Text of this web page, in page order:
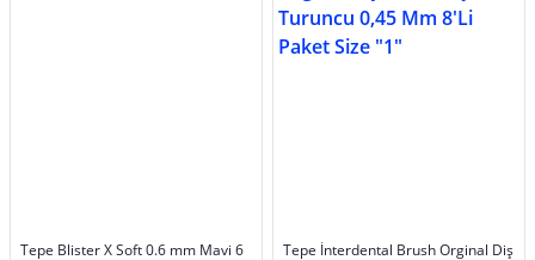
Tepe Blister X Soft 0.6 mm Mavi 6 Tepe İnterdental Brush Orginal Diş